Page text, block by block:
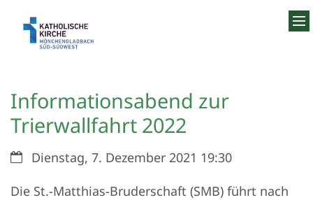
Informationsabend zur
Trierwallfahrt 2022
Datum:Dienstag, 7. Dezember 2021 19:30
Die St.-Matthias-Bruderschaft (SMB) führt nach